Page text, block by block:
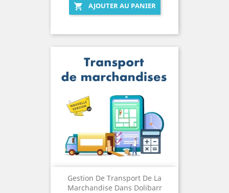
 AJOUTER AU PANIER
Gestion De Transport De La
Marchandise Dans Dolibarr